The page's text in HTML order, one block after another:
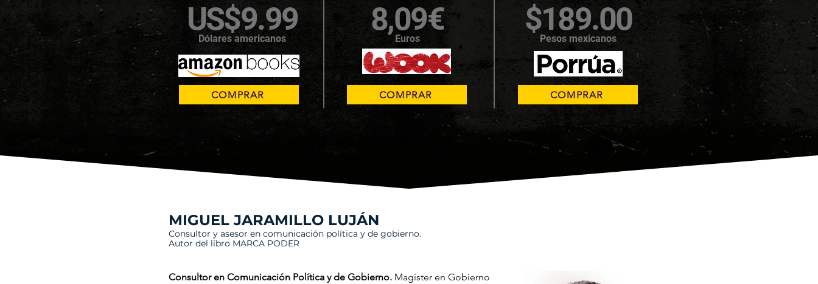
US$9.99
Dólares americanos
COMPRAR
8,09€
Euros
COMPRAR
$189.00
Pesos mexicanos
COMPRAR
MIGUEL JARAMILLO LUJÁN
Consultor y asesor en comunicación política y de gobierno.
Autor del libro MARCA PODER
Consultor en Comunicación Política y de Gobierno. Magíster en Gobierno